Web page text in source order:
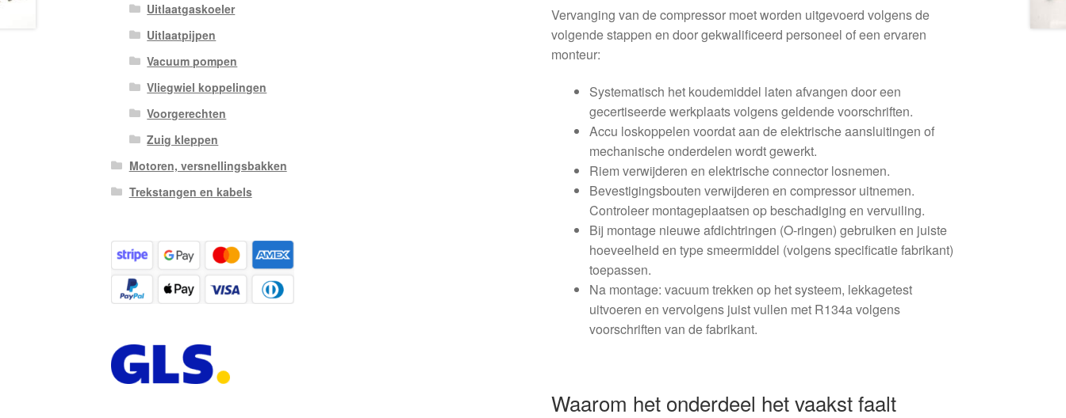
Vervanging van de compressor moet worden uitgevoerd volgens de
volgende stappen en door gekwalificeerd personeel of een ervaren
monteur:
Systematisch het koudemiddel laten afvangen door een
gecertiseerde werkplaats volgens geldende voorschriften.
Accu loskoppelen voordat aan de elektrische aansluitingen of
mechanische onderdelen wordt gewerkt.
Riem verwijderen en elektrische connector losnemen.
Bevestigingsbouten verwijderen en compressor uitnemen.
Controleer montageplaatsen op beschadiging en vervuiling.
Bij montage nieuwe afdichtringen (O-ringen) gebruiken en juiste
hoeveelheid en type smeermiddel (volgens specificatie fabrikant)
toepassen.
Na montage: vacuum trekken op het systeem, lekkagetest
uitvoeren en vervolgens juist vullen met R134a volgens
voorschriften van de fabrikant.
Waarom het onderdeel het vaakst faalt
Uitlaatgaskoeler
Uitlaatpijpen
Vacuum pompen
Vliegwiel koppelingen
Voorgerechten
Zuig kleppen
Motoren, versnellingsbakken
Trekstangen en kabels